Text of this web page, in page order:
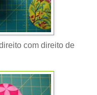
com direito de